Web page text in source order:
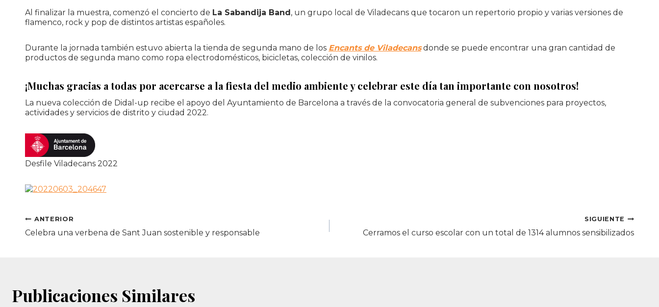
Al finalizar la muestra, comenzó el concierto de La Sabandija Band, un grupo local de Viladecans que tocaron un repertorio propio y varias versiones de
flamenco, rock y pop de distintos artistas españoles.
Durante la jornada también estuvo abierta la tienda de segunda mano de los Encants de Viladecansdonde se puede encontrar una gran cantidad de
productos de segunda mano como ropa electrodomésticos, bicicletas, colección de vinilos.
¡Muchas gracias a todas por acercarse a la fiesta del medio ambiente y celebrar este día tan importante con nosotros!
La nueva colección de Didal-up recibe el apoyo del Ayuntamiento de Barcelona a través de la convocatoria general de subvenciones para proyectos,
actividades y servicios de distrito y ciudad 2022.
Desfile Viladecans 2022
Navegación
ANTERIOR
Celebra una verbena de Sant Juan sostenible y responsable
SIGUIENTE
Cerramos el curso escolar con un total de 1314 alumnos sensibilizados
Publicaciones Similares